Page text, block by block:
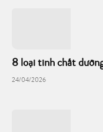
8 loại tinh chất
24/04/2026